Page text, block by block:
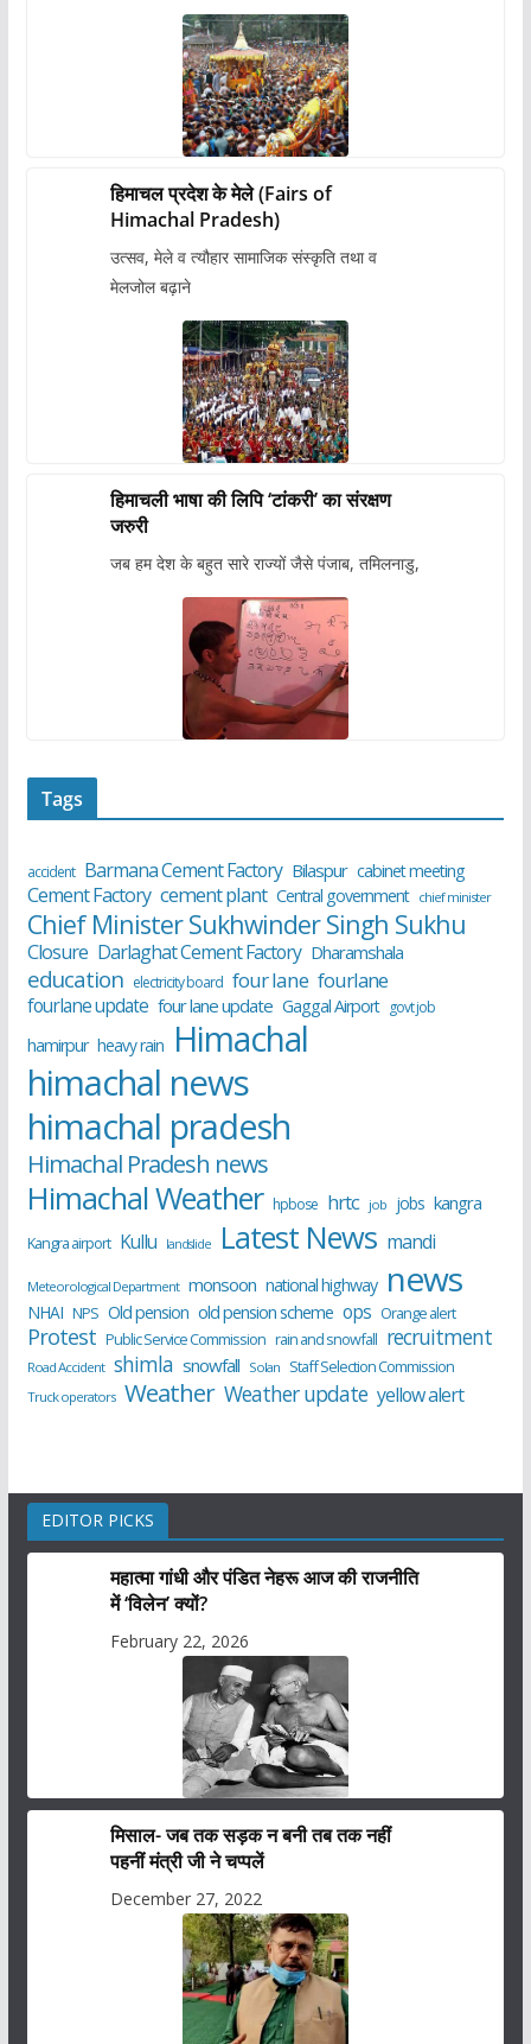
हिमाचल प्रदेश के मेले (Fairs of
Himachal Pradesh)
उत्सव, मेले व त्यौहार सामाजिक संस्कृति तथा व
मेलजोल बढ़ाने
हिमाचली भाषा की लिपि ‘टांकरी’ का संरक्षण
जरुरी
जब हम देश के बहुत सारे राज्यों जैसे पंजाब, तमिलनाडु,
Tags
accident Barmana Cement Factory Bilaspur cabinet meeting
Cement Factory cement plant Central government chief minister
Chief Minister Sukhwinder Singh Sukhu
Closure Darlaghat Cement Factory Dharamshala
education electricity board four lane fourlane
fourlane update four lane update Gaggal Airport govt job
hamirpur heavy rain Himachal
himachal news
himachal pradesh
Himachal Pradesh news
Himachal Weather hpbose hrtc job jobs kangra
Kangra airport Kullu landslide Latest News mandi
Meteorological Department monsoon national highway news
NHAI NPS Old pension old pension scheme ops Orange alert
Protest Public Service Commission rain and snowfall recruitment
Road Accident shimla snowfall Solan Staff Selection Commission
Truck operators Weather Weather update yellow alert
EDITOR PICKS
महात्मा गांधी और पंडित नेहरू आज की राजनीति
में ‘विलेन’ क्यों?
February 22, 2026
मिसाल- जब तक सड़क न बनी तब तक नहीं
पहनीं मंत्री जी ने चप्पलें
December 27, 2022